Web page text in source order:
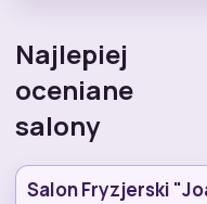
Najlepiej
oceniane
salony
Salon Fryzjerski